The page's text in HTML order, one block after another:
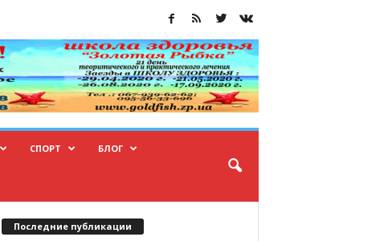
СПОРТ БЛОГ
Последние публикации